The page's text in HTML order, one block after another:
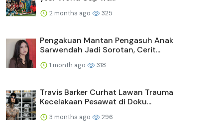
2 months ago 325
Pengakuan Mantan Pengasuh Anak
Sarwendah Jadi Sorotan, Cerit...
1 month ago 318
Travis Barker Curhat Lawan Trauma
Kecelakaan Pesawat di Doku...
3 months ago 296